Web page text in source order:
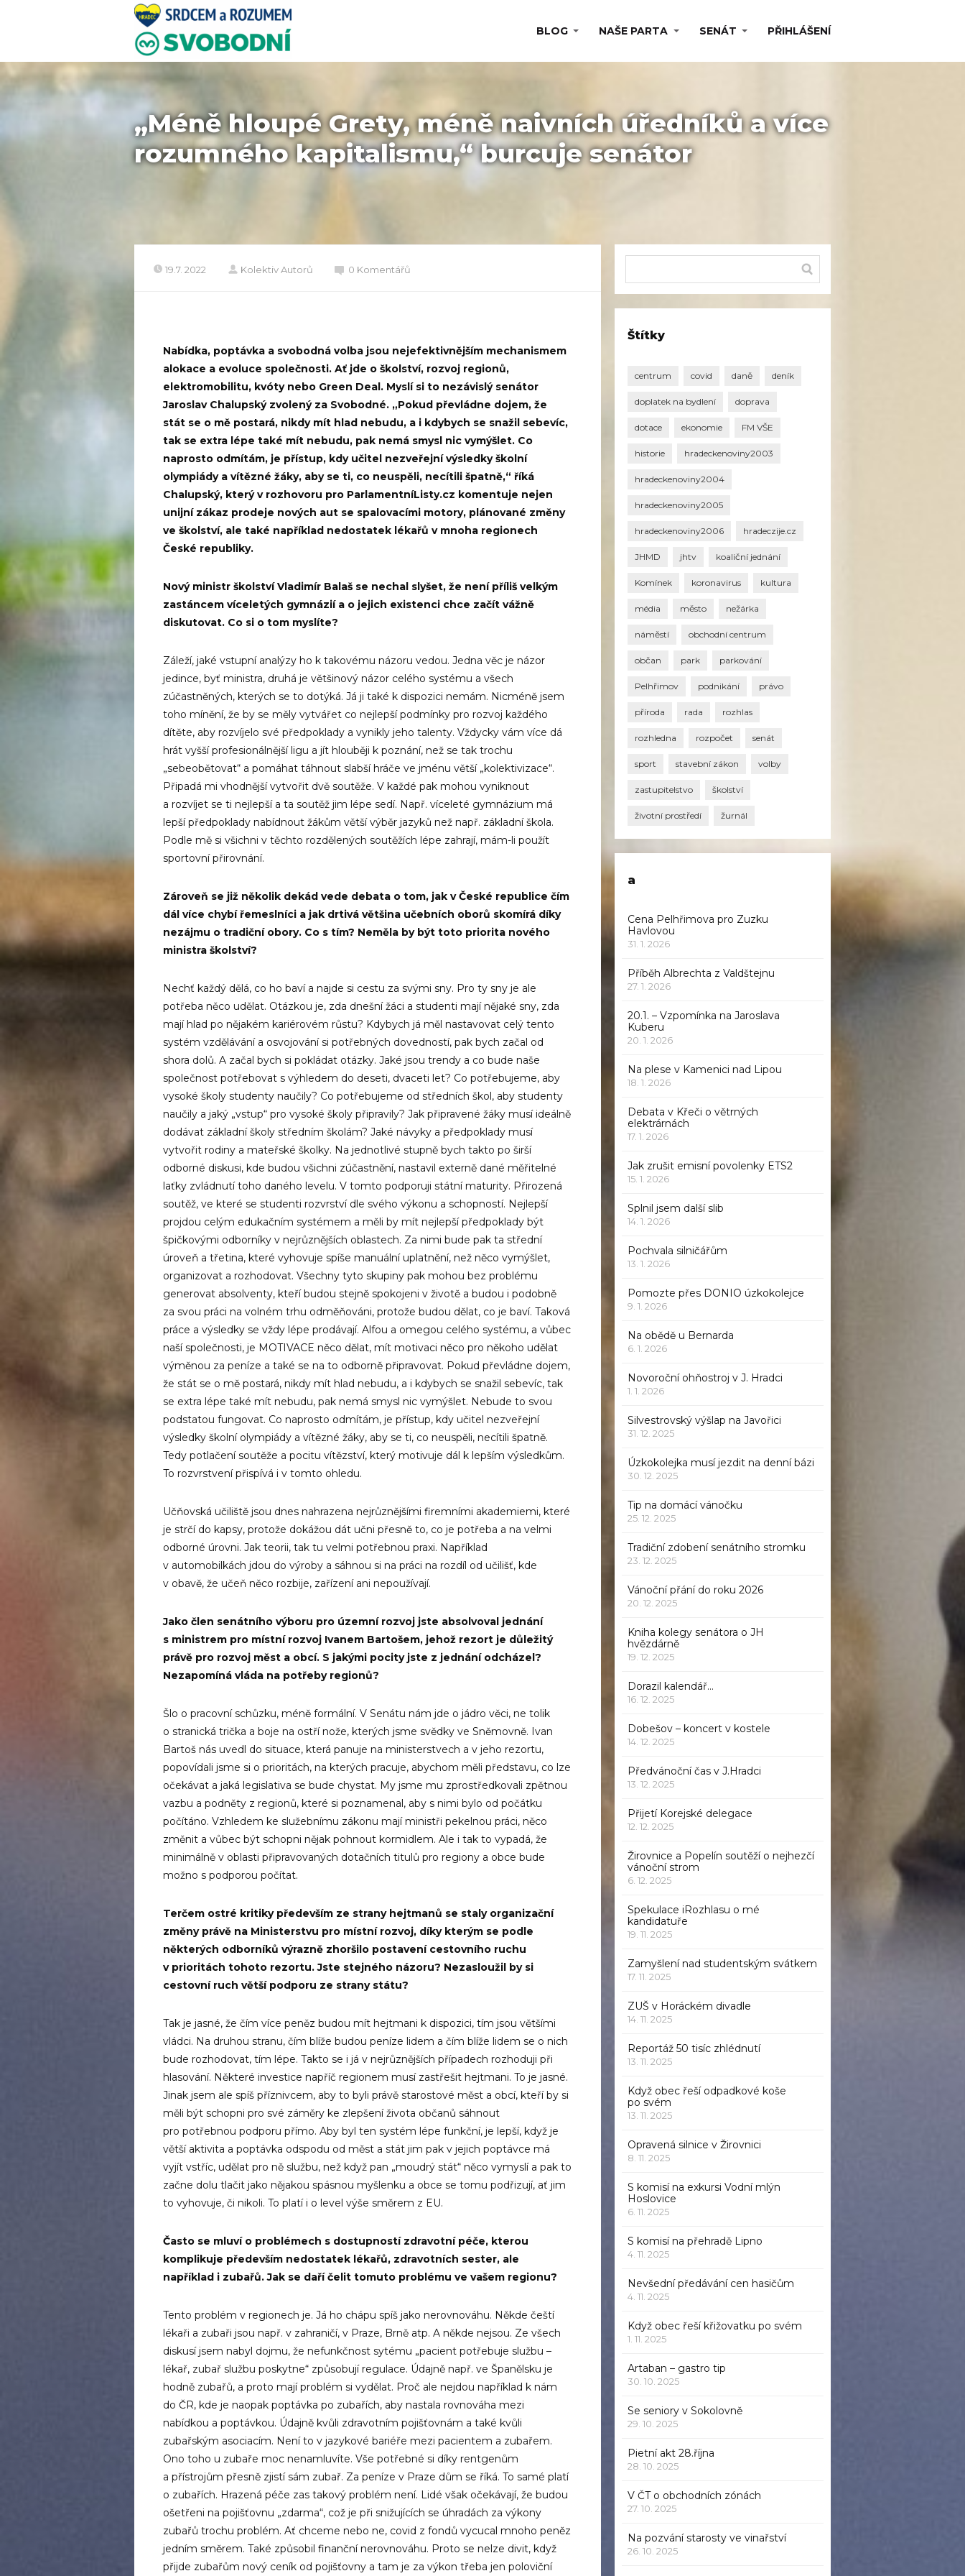
BLOG NAŠE PARTA SENÁT PŘIHLÁŠENÍ
„Méně hloupé Grety, méně naivních úředníků a více
rozumného kapitalismu,“ burcuje senátor
19.7. 2022 Kolektiv Autorů 0 Komentářů
Nabídka, poptávka a svobodná volba jsou nejefektivnějším mechanismem
alokace a evoluce společnosti. Ať jde o školství, rozvoj regionů,
elektromobilitu, kvóty nebo Green Deal. Myslí si to nezávislý senátor
Jaroslav Chalupský zvolený za Svobodné. „Pokud převládne dojem, že
stát se o mě postará, nikdy mít hlad nebudu, a i kdybych se snažil sebevíc,
tak se extra lépe také mít nebudu, pak nemá smysl nic vymýšlet. Co
naprosto odmítám, je přístup, kdy učitel nezveřejní výsledky školní
olympiády a vítězné žáky, aby se ti, co neuspěli, necítili špatně,“ říká
Chalupský, který v rozhovoru pro ParlamentníListy.cz komentuje nejen
unijní zákaz prodeje nových aut se spalovacími motory, plánované změny
ve školství, ale také například nedostatek lékařů v mnoha regionech
České republiky.
Nový ministr školství Vladimír Balaš se nechal slyšet, že není příliš velkým
zastáncem víceletých gymnázií a o jejich existenci chce začít vážně
diskutovat. Co si o tom myslíte?
Záleží, jaké vstupní analýzy ho k takovému názoru vedou. Jedna věc je názor
jedince, byť ministra, druhá je většinový názor celého systému a všech
zúčastněných, kterých se to dotýká. Já ji také k dispozici nemám. Nicméně jsem
toho mínění, že by se měly vytvářet co nejlepší podmínky pro rozvoj každého
dítěte, aby rozvíjelo své předpoklady a vynikly jeho talenty. Vždycky vám více dá
hrát vyšší profesionálnější ligu a jít hlouběji k poznání, než se tak trochu
„sebeobětovat“ a pomáhat táhnout slabší hráče ve jménu větší „kolektivizace“.
Připadá mi vhodnější vytvořit dvě soutěže. V každé pak mohou vyniknout
a rozvíjet se ti nejlepší a ta soutěž jim lépe sedí. Např. víceleté gymnázium má
lepší předpoklady nabídnout žákům větší výběr jazyků než např. základní škola.
Podle mě si všichni v těchto rozdělených soutěžích lépe zahrají, mám-li použít
sportovní přirovnání.
Zároveň se již několik dekád vede debata o tom, jak v České republice čím
dál více chybí řemeslníci a jak drtivá většina učebních oborů skomírá díky
nezájmu o tradiční obory. Co s tím? Neměla by být toto priorita nového
ministra školství?
Nechť každý dělá, co ho baví a najde si cestu za svými sny. Pro ty sny je ale
potřeba něco udělat. Otázkou je, zda dnešní žáci a studenti mají nějaké sny, zda
mají hlad po nějakém kariérovém růstu? Kdybych já měl nastavovat celý tento
systém vzdělávání a osvojování si potřebných dovedností, pak bych začal od
shora dolů. A začal bych si pokládat otázky. Jaké jsou trendy a co bude naše
společnost potřebovat s výhledem do deseti, dvaceti let? Co potřebujeme, aby
vysoké školy studenty naučily? Co potřebujeme od středních škol, aby studenty
naučily a jaký „vstup“ pro vysoké školy připravily? Jak připravené žáky musí ideálně
dodávat základní školy středním školám? Jaké návyky a předpoklady musí
vytvořit rodiny a mateřské školky. Na jednotlivé stupně bych takto po širší
odborné diskusi, kde budou všichni zúčastnění, nastavil externě dané měřitelné
laťky zvládnutí toho daného levelu. V tomto podporuji státní maturity. Přirozená
soutěž, ve které se studenti rozvrství dle svého výkonu a schopností. Nejlepší
projdou celým edukačním systémem a měli by mít nejlepší předpoklady být
špičkovými odborníky v nejrůznějších oblastech. Za nimi bude pak ta střední
úroveň a třetina, které vyhovuje spíše manuální uplatnění, než něco vymýšlet,
organizovat a rozhodovat. Všechny tyto skupiny pak mohou bez problému
generovat absolventy, kteří budou stejně spokojeni v životě a budou i podobně
za svou práci na volném trhu odměňováni, protože budou dělat, co je baví. Taková
práce a výsledky se vždy lépe prodávají. Alfou a omegou celého systému, a vůbec
naší společnosti, je MOTIVACE něco dělat, mít motivaci něco pro někoho udělat
výměnou za peníze a také se na to odborně připravovat. Pokud převládne dojem,
že stát se o mě postará, nikdy mít hlad nebudu, a i kdybych se snažil sebevíc, tak
se extra lépe také mít nebudu, pak nemá smysl nic vymýšlet. Nebude to svou
podstatou fungovat. Co naprosto odmítám, je přístup, kdy učitel nezveřejní
výsledky školní olympiády a vítězné žáky, aby se ti, co neuspěli, necítili špatně.
Tedy potlačení soutěže a pocitu vítězství, který motivuje dál k lepším výsledkům.
To rozvrstvení přispívá i v tomto ohledu.
Učňovská učiliště jsou dnes nahrazena nejrůznějšími firemními akademiemi, které
je strčí do kapsy, protože dokážou dát učni přesně to, co je potřeba a na velmi
odborné úrovni. Jak teorii, tak tu velmi potřebnou praxi. Například
v automobilkách jdou do výroby a sáhnou si na práci na rozdíl od učilišť, kde
v obavě, že učeň něco rozbije, zařízení ani nepoužívají.
Jako člen senátního výboru pro územní rozvoj jste absolvoval jednání
s ministrem pro místní rozvoj Ivanem Bartošem, jehož rezort je důležitý
právě pro rozvoj měst a obcí. S jakými pocity jste z jednání odcházel?
Nezapomíná vláda na potřeby regionů?
Šlo o pracovní schůzku, méně formální. V Senátu nám jde o jádro věci, ne tolik
o stranická trička a boje na ostří nože, kterých jsme svědky ve Sněmovně. Ivan
Bartoš nás uvedl do situace, která panuje na ministerstvech a v jeho rezortu,
popovídali jsme si o prioritách, na kterých pracuje, abychom měli představu, co lze
očekávat a jaká legislativa se bude chystat. My jsme mu zprostředkovali zpětnou
vazbu a podněty z regionů, které si poznamenal, aby s nimi bylo od počátku
počítáno. Vzhledem ke služebnímu zákonu mají ministři pekelnou práci, něco
změnit a vůbec být schopni nějak pohnout kormidlem. Ale i tak to vypadá, že
minimálně v oblasti připravovaných dotačních titulů pro regiony a obce bude
možno s podporou počítat.
Terčem ostré kritiky především ze strany hejtmanů se staly organizační
změny právě na Ministerstvu pro místní rozvoj, díky kterým se podle
některých odborníků výrazně zhoršilo postavení cestovního ruchu
v prioritách tohoto rezortu. Jste stejného názoru? Nezasloužil by si
cestovní ruch větší podporu ze strany státu?
Tak je jasné, že čím více peněz budou mít hejtmani k dispozici, tím jsou většími
vládci. Na druhou stranu, čím blíže budou peníze lidem a čím blíže lidem se o nich
bude rozhodovat, tím lépe. Takto se i já v nejrůznějších případech rozhoduji při
hlasování. Některé investice napříč regionem musí zastřešit hejtmani. To je jasné.
Jinak jsem ale spíš příznivcem, aby to byli právě starostové měst a obcí, kteří by si
měli být schopni pro své záměry ke zlepšení života občanů sáhnout
pro potřebnou podporu přímo. Aby byl ten systém lépe funkční, je lepší, když je
větší aktivita a poptávka odspodu od měst a stát jim pak v jejich poptávce má
vyjít vstříc, udělat pro ně službu, než když pan „moudrý stát“ něco vymyslí a pak to
začne dolu tlačit jako nějakou spásnou myšlenku a obce se tomu podřizují, ať jim
to vyhovuje, či nikoli. To platí i o level výše směrem z EU.
Často se mluví o problémech s dostupností zdravotní péče, kterou
komplikuje především nedostatek lékařů, zdravotních sester, ale
například i zubařů. Jak se daří čelit tomuto problému ve vašem regionu?
Tento problém v regionech je. Já ho chápu spíš jako nerovnováhu. Někde čeští
lékaři a zubaři jsou např. v zahraničí, v Praze, Brně atp. A někde nejsou. Ze všech
diskusí jsem nabyl dojmu, že nefunkčnost sytému „pacient potřebuje službu –
lékař, zubař službu poskytne“ způsobují regulace. Údajně např. ve Španělsku je
hodně zubařů, a proto mají problém si vydělat. Proč ale nejdou například k nám
do ČR, kde je naopak poptávka po zubařích, aby nastala rovnováha mezi
nabídkou a poptávkou. Údajně kvůli zdravotním pojišťovnám a také kvůli
zubařským asociacím. Není to v jazykové bariéře mezi pacientem a zubařem.
Ono toho u zubaře moc nenamluvíte. Vše potřebné si díky rentgenům
a přístrojům přesně zjistí sám zubař. Za peníze v Praze dům se říká. To samé platí
o zubařích. Hrazená péče zas takový problém není. Lidé však očekávají, že budou
ošetřeni na pojišťovnu „zdarma“, což je při snižujících se úhradách za výkony
zubařů trochu problém. Ať chceme nebo ne, covid z fondů vycucal mnoho peněz
jedním směrem. Také způsobil finanční nerovnováhu. Proto se nelze divit, když
přijde zubařům nový ceník od pojišťovny a tam je za výkon třeba jen poloviční
Štítky
centrum covid daně deník
doplatek na bydlení doprava
dotace ekonomie FM VŠE
historie hradeckenoviny2003
hradeckenoviny2004
hradeckenoviny2005
hradeckenoviny2006 hradeczije.cz
JHMD jhtv koaliční jednání
Komínek koronavirus kultura
média město nežárka
náměstí obchodní centrum
občan park parkování
Pelhřimov podnikání právo
příroda rada rozhlas
rozhledna rozpočet senát
sport stavební zákon volby
zastupitelstvo školství
životní prostředí žurnál
a
Cena Pelhřimova pro Zuzku
Havlovou
31. 1. 2026
Příběh Albrechta z Valdštejnu
27. 1. 2026
20.1. – Vzpomínka na Jaroslava
Kuberu
20. 1. 2026
Na plese v Kamenici nad Lipou
18. 1. 2026
Debata v Křeči o větrných
elektrárnách
17. 1. 2026
Jak zrušit emisní povolenky ETS2
15. 1. 2026
Splnil jsem další slib
14. 1. 2026
Pochvala silničářům
13. 1. 2026
Pomozte přes DONIO úzkokolejce
9. 1. 2026
Na obědě u Bernarda
6. 1. 2026
Novoroční ohňostroj v J. Hradci
1. 1. 2026
Silvestrovský výšlap na Javořici
31. 12. 2025
Úzkokolejka musí jezdit na denní bázi
30. 12. 2025
Tip na domácí vánočku
25. 12. 2025
Tradiční zdobení senátního stromku
23. 12. 2025
Vánoční přání do roku 2026
20. 12. 2025
Kniha kolegy senátora o JH
hvězdárně
19. 12. 2025
Dorazil kalendář…
16. 12. 2025
Dobešov – koncert v kostele
14. 12. 2025
Předvánoční čas v J.Hradci
13. 12. 2025
Přijetí Korejské delegace
12. 12. 2025
Žirovnice a Popelín soutěží o nejhezčí
vánoční strom
6. 12. 2025
Spekulace iRozhlasu o mé
kandidatuře
19. 11. 2025
Zamyšlení nad studentským svátkem
17. 11. 2025
ZUŠ v Horáckém divadle
14. 11. 2025
Reportáž 50 tisíc zhlédnutí
13. 11. 2025
Když obec řeší odpadkové koše
po svém
13. 11. 2025
Opravená silnice v Žirovnici
8. 11. 2025
S komisí na exkursi Vodní mlýn
Hoslovice
6. 11. 2025
S komisí na přehradě Lipno
4. 11. 2025
Nevšední předávání cen hasičům
4. 11. 2025
Když obec řeší křižovatku po svém
1. 11. 2025
Artaban – gastro tip
30. 10. 2025
Se seniory v Sokolovně
29. 10. 2025
Pietní akt 28.října
28. 10. 2025
V ČT o obchodních zónách
27. 10. 2025
Na pozvání starosty ve vinařství
26. 10. 2025